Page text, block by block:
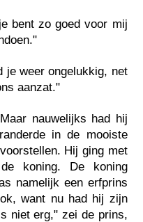
bent zo goed voor mij
je weer ongelukkig, net
aanzat."
nauwelijks had hij
in de mooiste
Hij ging met
koning. De koning
namelijk een erfprins
want nu had hij zijn
niet erg," zei de prins,